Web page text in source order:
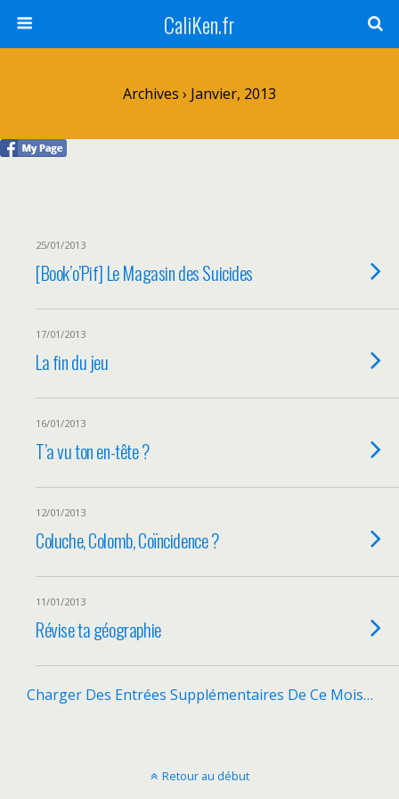
CaliKen.fr
Archives › Janvier, 2013
25/01/2013
[Book’o’Pif] Le Magasin des Suicides
17/01/2013
La fin du jeu
16/01/2013
T’a vu ton en-tête ?
12/01/2013
Coluche, Colomb, Coïncidence ?
11/01/2013
Révise ta géographie
Charger Des Entrées Supplémentaires De Ce Mois…
Retour au début